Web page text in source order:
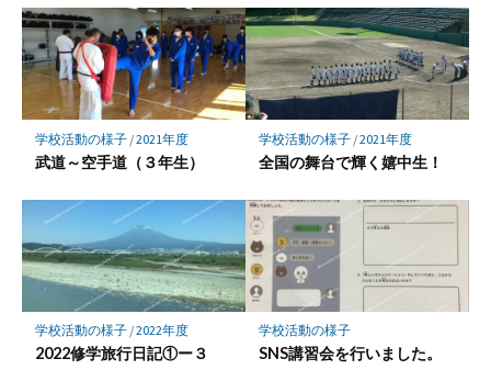
学校活動の様子/2021年度
武道～空手道（３年生）
学校活動の様子/2021年度
全国の舞台で輝く嬉中生！
学校活動の様子/2022年度
2022修学旅行日記①ー３
学校活動の様子
SNS講習会を行いました。